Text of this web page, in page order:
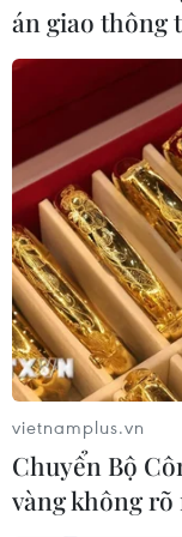
dạng
04/08/2026 04:29
Ôtô Trung
tràn” tại châu
04/08/2026 00:17
Châu Phi tận
cho ngành xe
03/08/2026 09:46
Thiếu tài xế,
kéo phải nằm bãi
án giao thông
vietnamplus.vn
Chuyển Bộ
vàng không rõ